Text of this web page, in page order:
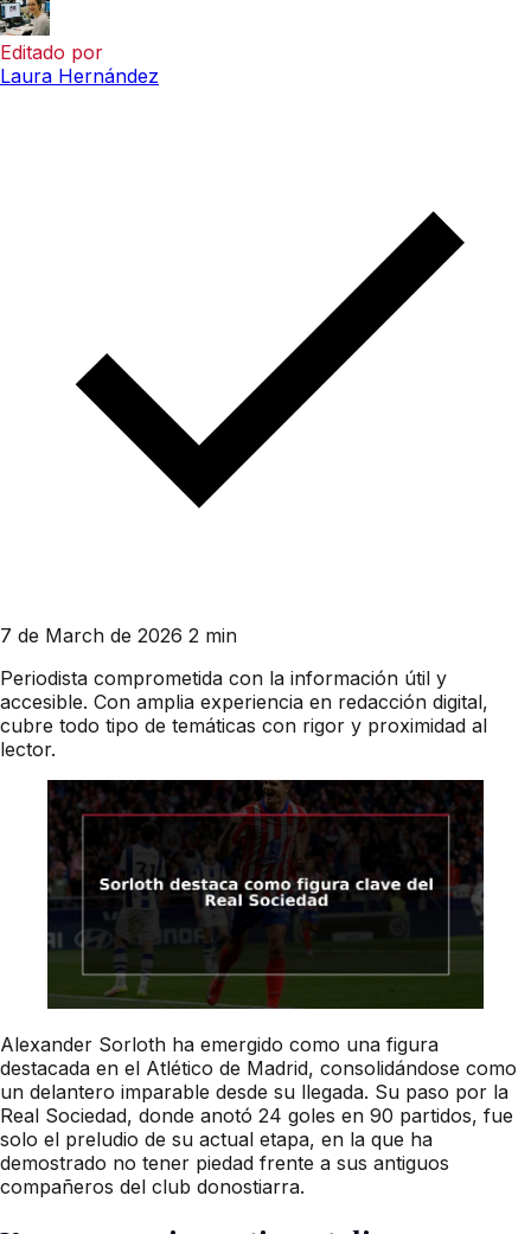
Editado por
Laura Hernández
7 de March de 2026 2 min
Periodista comprometida con la información útil y
accesible. Con amplia experiencia en redacción digital,
cubre todo tipo de temáticas con rigor y proximidad al
lector.
Alexander Sorloth ha emergido como una figura
destacada en el Atlético de Madrid, consolidándose como
un delantero imparable desde su llegada. Su paso por la
Real Sociedad, donde anotó 24 goles en 90 partidos, fue
solo el preludio de su actual etapa, en la que ha
demostrado no tener piedad frente a sus antiguos
compañeros del club donostiarra.